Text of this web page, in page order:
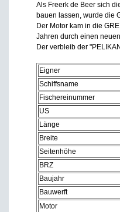
Als Freerk de Beer sich
bauen lassen, wurde die
Der Motor kam in die
Jahren durch einen
Der verbleib der
Eigner
Schiffsname
Fischereinummer
US
Länge
Breite
Seitenhöhe
BRZ
Baujahr
Bauwerft
Motor